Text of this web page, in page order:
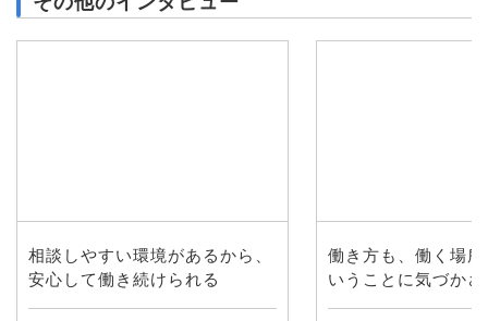
相談しやすい環境があるから、
安心して働き続けられる
働き方も、働く場
いうことに気づか